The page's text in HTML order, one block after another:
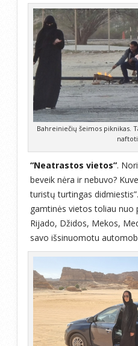
Bahreiniečių šeimos piknikas.
“Neatrastos vietos”.
beveik nėra ir nebuvo?
turistų turtingas
gamtinės vietos toliau nuo
Rijado, Džidos, Mekos,
savo išsinuomotu